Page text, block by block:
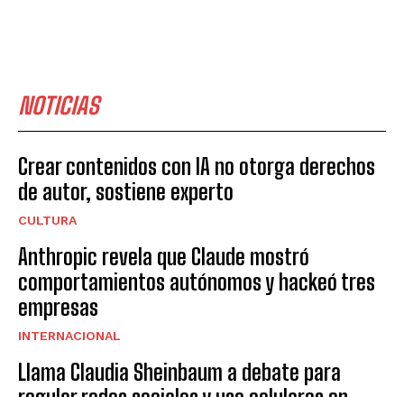
NOTICIAS
Crear contenidos con IA no otorga derechos
de autor, sostiene experto
CULTURA
Anthropic revela que Claude mostró
comportamientos autónomos y hackeó tres
empresas
INTERNACIONAL
Llama Claudia Sheinbaum a debate para